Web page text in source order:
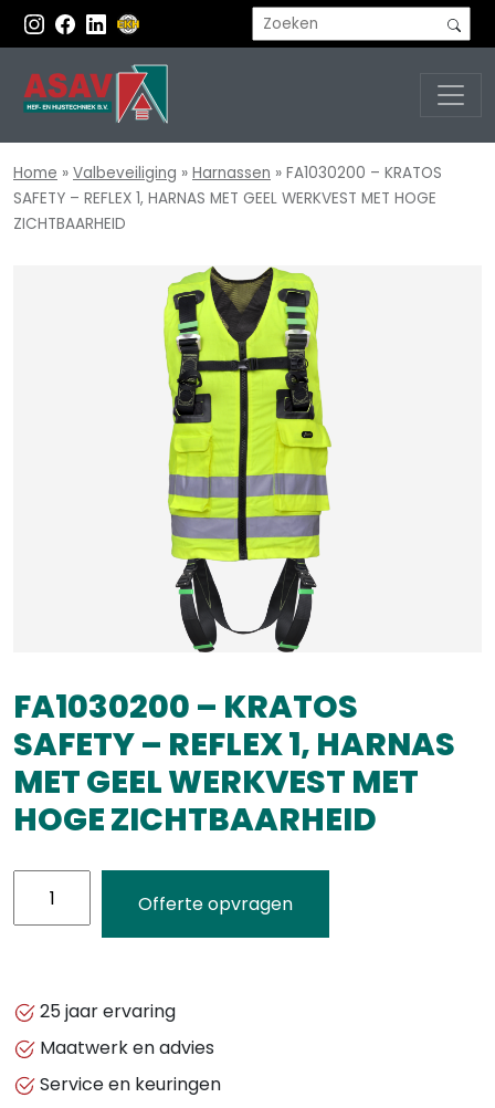
Home » Valbeveiliging » Harnassen » FA1030200 – KRATOS
SAFETY – REFLEX 1, HARNAS MET GEEL WERKVEST MET HOGE
ZICHTBAARHEID
FA1030200 – KRATOS
SAFETY – REFLEX 1, HARNAS
MET GEEL WERKVEST MET
HOGE ZICHTBAARHEID
-
1,
HARNAS
Offerte opvragen
25 jaar ervaring
Maatwerk en advies
Service en keuringen